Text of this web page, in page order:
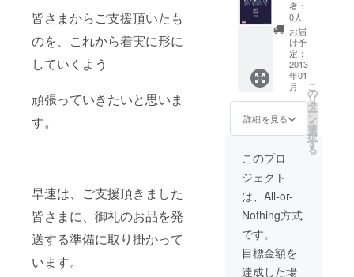
皆さまからご支援頂いたも
のを、これから着実に形に
していくよう
頑張っていきたいと思いま
す。
早速は、ご支援頂きました
皆さまに、御礼のお品を発
送する準備に取り掛かって
います。
オルデ
ザイン
クリア
ファイ
ル
×2ヶ
（「漱
（SOU
）×1ヶ
＋綾
×1ヶ」
※現在デ
ザイン
してい
るもの
は未だ
らず、
このク
スト
リー1ヶ
■弓浜絣
×今治タ
オル2つ
折りデ
ザイン
ハンカ
チタオ
ル×2ヶ
（「漱
（SOU
）」
×1ヶ＋
「綾
（AYA
）」
織ハン
カチタ
者：
0人
お届
け予
定：
2013
年01
月
詳細を見る
こ
の
リ
タ
ー
ン
を
選
択
す
る
このプロ
ジェクト
は、All-or-
Nothing方式
です。
目標金額を
達成した場